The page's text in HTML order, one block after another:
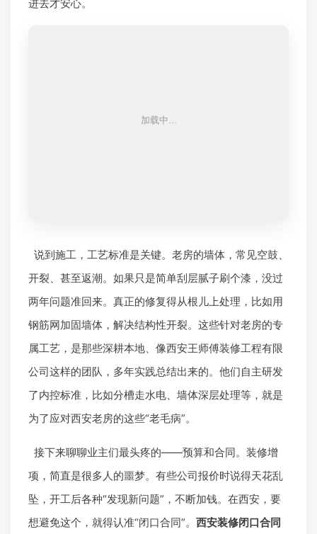
水风险大。靠谱的改造，得全套换新，重新规划布局。
验，确保防水万无一失。这些隐蔽工程，做得扎实，住